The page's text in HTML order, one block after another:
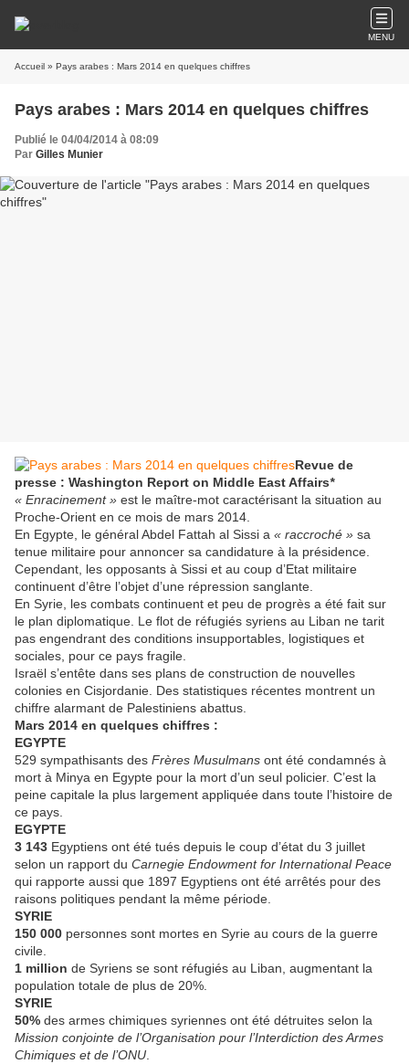
MENU
Accueil » Pays arabes : Mars 2014 en quelques chiffres
Pays arabes : Mars 2014 en quelques chiffres
Publié le 04/04/2014 à 08:09
Par Gilles Munier
Revue de
presse : Washington Report on Middle East Affairs*
« Enracinement » est le maître-mot caractérisant la situation au
Proche-Orient en ce mois de mars 2014.
En Egypte, le général Abdel Fattah al Sissi a « raccroché » sa
tenue militaire pour annoncer sa candidature à la présidence.
Cependant, les opposants à Sissi et au coup d’Etat militaire
continuent d’être l’objet d’une répression sanglante.
En Syrie, les combats continuent et peu de progrès a été fait sur
le plan diplomatique. Le flot de réfugiés syriens au Liban ne tarit
pas engendrant des conditions insupportables, logistiques et
sociales, pour ce pays fragile.
Israël s’entête dans ses plans de construction de nouvelles
colonies en Cisjordanie. Des statistiques récentes montrent un
chiffre alarmant de Palestiniens abattus.
Mars 2014 en quelques chiffres :
EGYPTE
529 sympathisants des Frères Musulmans ont été condamnés à
mort à Minya en Egypte pour la mort d’un seul policier. C’est la
peine capitale la plus largement appliquée dans toute l’histoire de
ce pays.
EGYPTE
3 143 Egyptiens ont été tués depuis le coup d’état du 3 juillet
selon un rapport du Carnegie Endowment for International Peace
qui rapporte aussi que 1897 Egyptiens ont été arrêtés pour des
raisons politiques pendant la même période.
SYRIE
150 000 personnes sont mortes en Syrie au cours de la guerre
civile.
1 million de Syriens se sont réfugiés au Liban, augmentant la
population totale de plus de 20%.
SYRIE
50% des armes chimiques syriennes ont été détruites selon la
Mission conjointe de l’Organisation pour l’Interdiction des Armes
Chimiques et de l’ONU